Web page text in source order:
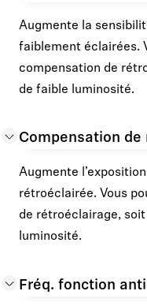
Augmente la
faiblement éclairées.
compensation de
de faible luminosité.
Compensation
Augmente
rétroéclairée. Vous
de rétroéclairage,
luminosité.
Fréq. fonction